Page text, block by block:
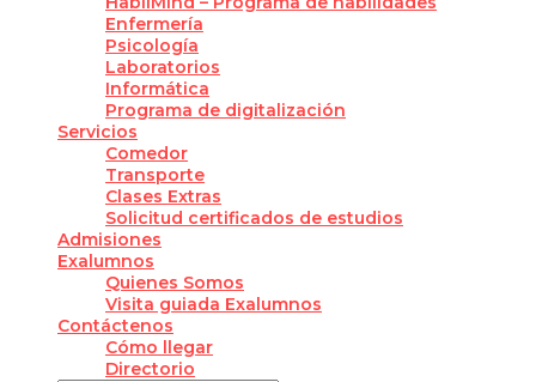
Enfermería
Psicología
Laboratorios
Informática
Programa de digitalización
Servicios
Comedor
Transporte
Clases Extras
Solicitud certificados de estudios
Admisiones
Exalumnos
Quienes Somos
Visita guiada Exalumnos
Contáctenos
Cómo llegar
Directorio